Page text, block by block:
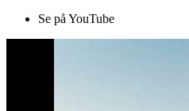
Se på YouTube